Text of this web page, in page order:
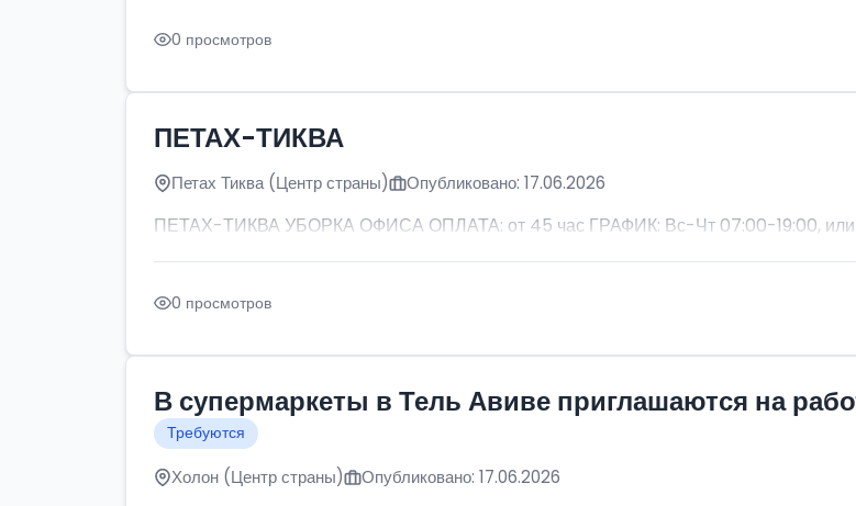
0 просмотров
ПЕТАХ-ТИКВА
Петах Тиква (Центр страны) Опубликовано: 17.06.2026
ПЕТАХ-ТИКВА УБОРКА ОФИСА ОПЛАТА: от 45 час ГРАФИК: Вс-Чт 07:00-19:00, или
0 просмотров
В супермаркеты в Тель Авиве приглашаются на
Требуются
Холон (Центр страны) Опубликовано: 17.06.2026